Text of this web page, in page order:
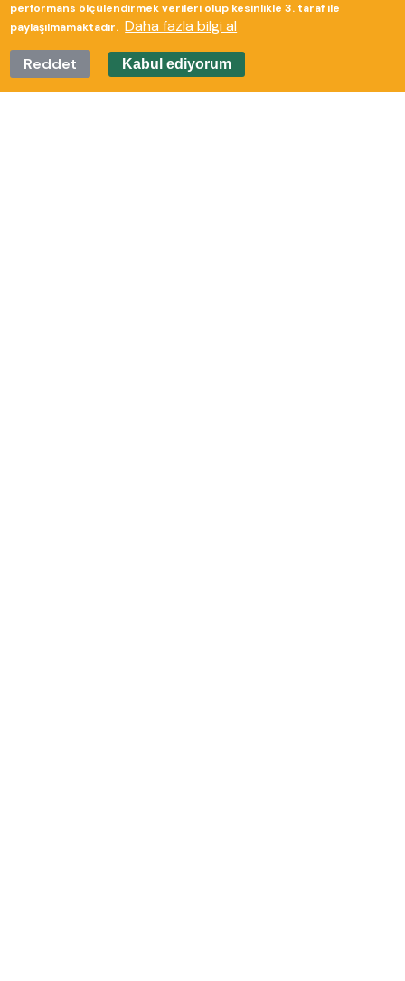
performans ölçülendirmek verileri olup kesinlikle 3. taraf ile
paylaşılmamaktadır. Daha fazla bilgi al
Reddet
Kabul ediyorum